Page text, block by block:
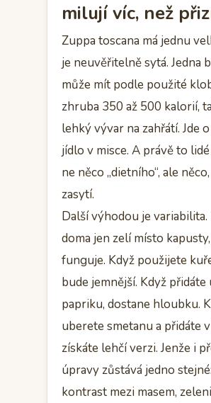
milují víc, než
Zuppa toscana má jednu
je neuvěřitelně sytá. Jedna
může mít podle použité
zhruba 350 až 500 kalorií,
lehký vývar na zahřátí. Jde
jídlo v misce. A právě to
ne něco „dietního“, ale
zasytí.
Další výhodou je variabilita.
doma jen zelí místo
funguje. Když použijete
bude jemnější. Když přidáte
papriku, dostane hloubku.
uberete smetanu a přidáte
získáte lehčí verzi. Jenže i
úpravy zůstává jedno
kontrast mezi masem,